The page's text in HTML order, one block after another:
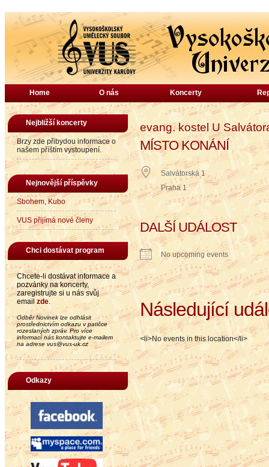
Home O nás Koncerty
Nejbližší koncerty
Brzy zde přibydou informace o
našem příštím vystoupení.
Nejnovější příspěvky
Sbohem, Kubo
VUS přijímá nové členy
Chci dostávat program
Chcete-li dostávat informace a
pozvánky na koncerty,
zaregistrujte si u nás svůj
email zde.
Odběr Novinek lze odhlásit
prostřednictvím odkazu v patičce
rozeslaných zpráv. Pro více
informací nás kontaktujte e-mailem
na adrese vus@vus-uk.cz
Odkazy
evang. kostel U
MÍSTO KONÁNÍ
Salvátorská 1
Praha 1
DALŠÍ UDÁLOST
No upcoming events
Následující
<li>No events in this location</li>